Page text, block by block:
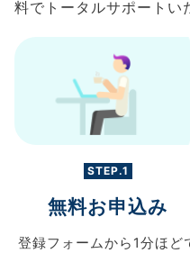
料でトータルサポートい
STEP.1
無料お申込み
登録フォームから 1分ほど